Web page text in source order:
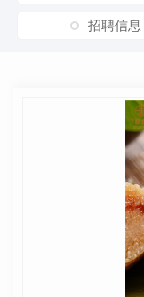
招聘信息